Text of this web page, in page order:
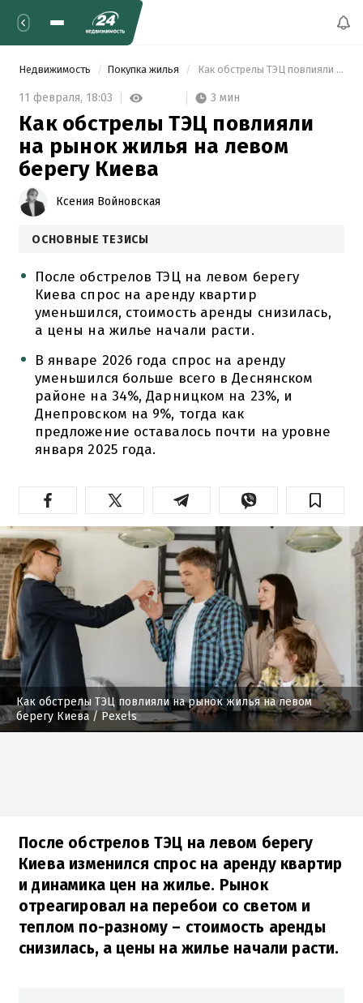
Недвижимость Покупка жилья Как обстрелы ТЭЦ повлияли на рынок жилья на левом берегу Киева
11 февраля, 18:03 3 мин
Как обстрелы ТЭЦ повлияли
на рынок жилья на левом
берегу Киева
Ксения Войновская
ОСНОВНЫЕ ТЕЗИСЫ
После обстрелов ТЭЦ на левом берегу
Киева спрос на аренду квартир
уменьшился, стоимость аренды снизилась,
а цены на жилье начали расти.
В январе 2026 года спрос на аренду
уменьшился больше всего в Деснянском
районе на 34%, Дарницком на 23%, и
Днепровском на 9%, тогда как
предложение оставалось почти на уровне
января 2025 года.
Как обстрелы ТЭЦ повлияли на рынок жилья на левом
берегу Киева / Pexels
После обстрелов ТЭЦ на левом берегу
Киева изменился спрос на аренду квартир
и динамика цен на жилье. Рынок
отреагировал на перебои со светом и
теплом по-разному – стоимость аренды
снизилась, а цены на жилье начали расти.